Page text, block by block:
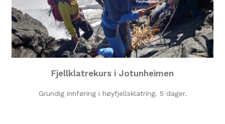
Fjellklatrekurs i Jotunheimen
Grundig innføring i høyfjellsklatring. 5 dager.